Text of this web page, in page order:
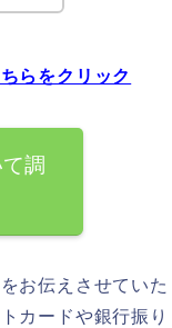
らをクリック
調
お伝えさせていた
カードや銀行振り